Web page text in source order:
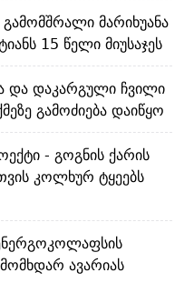
მარიხუანა
15 წელი მიუსაჯეს
და დაკარგული ჩვილი
გამოძიება დაიწყო
- გოგნის ქარის
კოლხურ ტყეებს
ავარიას